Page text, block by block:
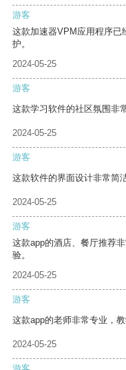
游客
这款加速器VPM应用程序已
护。
2024-05-25
游客
这款学习软件的社区氛围非
2024-05-25
游客
这款软件的界面设计非常简
2024-05-25
游客
这款app的酒店、餐厅推荐
验。
2024-05-25
游客
这款app的老师非常专业，
2024-05-25